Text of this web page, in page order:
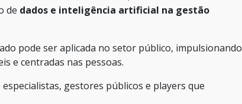
de dados e inteligência artificial na gestão
pode ser aplicada no setor público, impulsionando
e centradas nas pessoas.
gestores públicos e players que